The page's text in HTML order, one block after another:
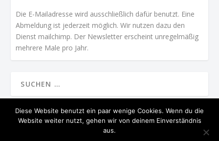
Die E-Mailadresse wird ausschließlich dafür benutzt. Eine
Abmeldung ist jederzeit möglich. Wir nutzen dazu den
Dienst mailchimp. Der Newsletter erscheint unregelmäßig
mehrere Male pro Jahr.
ELEGANT THEMES | UNTERSTÜTZT VON
Diese Website benutzt ein paar wenige Cookies. Wenn du die
Website weiter nutzt, gehen wir von deinem Einverständnis
aus.